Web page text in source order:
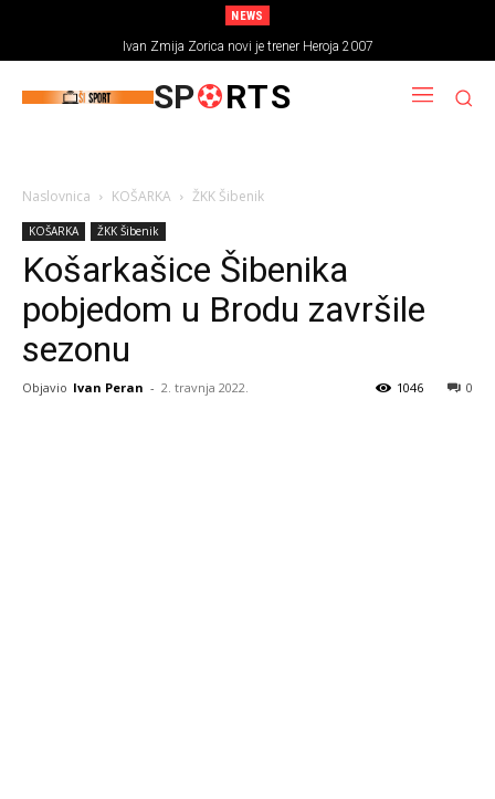
NEWS
Ivan Zmija Zorica novi je trener Heroja 2007
SP RTS
Naslovnica KOŠARKA ŽKK Šibenik
KOŠARKA ŽKK Šibenik
Košarkašice Šibenika
pobjedom u Brodu završile
sezonu
Objavio Ivan Peran - 2. travnja 2022. 0
1046